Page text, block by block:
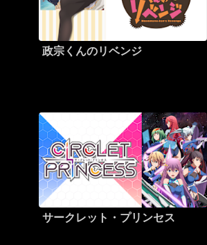
政宗くんのリベンジ
サークレット・プリンセス